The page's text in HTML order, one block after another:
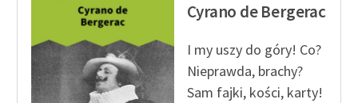
Polityka prywatności
Regulamin biblioteki
Dane fundacji i
sprawozdania finansowe
Cyrano de Bergerac
I my uszy do góry! Co?
Nieprawda, brachy?
Sam fajki, kości, karty!